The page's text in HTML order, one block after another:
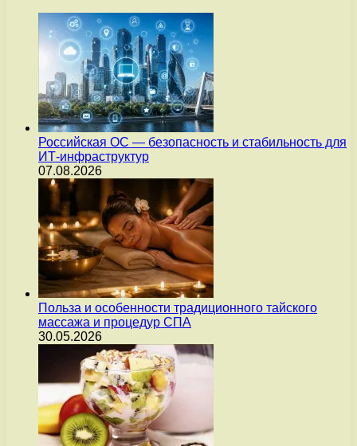
Российская ОС — безопасность и стабильность для
ИТ-инфраструктур
07.08.2026
Польза и особенности традиционного тайского
массажа и процедур СПА
30.05.2026